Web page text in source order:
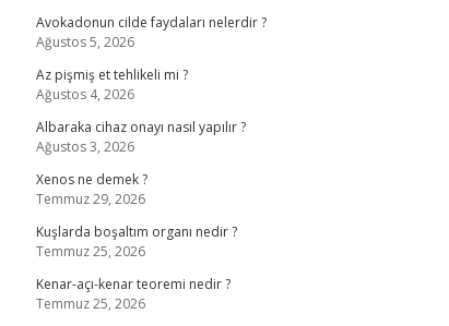
Avokadonun cilde faydaları nelerdir ?
Ağustos 5, 2026
Az pişmiş et tehlikeli mi ?
Ağustos 4, 2026
Albaraka cihaz onayı nasıl yapılır ?
Ağustos 3, 2026
Xenos ne demek ?
Temmuz 29, 2026
Kuşlarda boşaltım organı nedir ?
Temmuz 25, 2026
Kenar-açı-kenar teoremi nedir ?
Temmuz 25, 2026